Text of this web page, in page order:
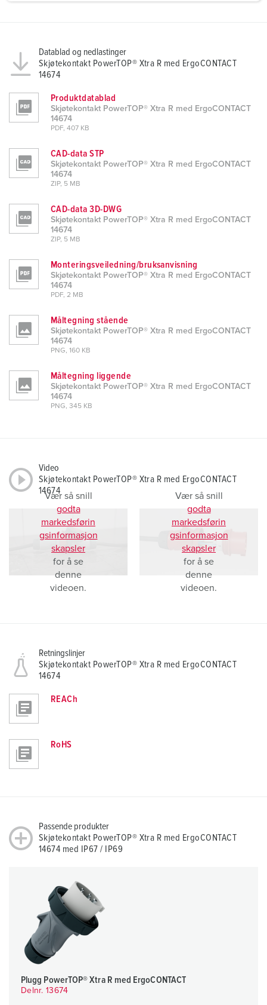
Datablad og nedlastinger
Skjøtekontakt PowerTOP® Xtra R med ErgoCONTACT
14674
Produktdatablad
Skjøtekontakt PowerTOP® Xtra R med ErgoCONTACT
14674
PDF, 407 KB
CAD-data STP
Skjøtekontakt PowerTOP® Xtra R med ErgoCONTACT
14674
ZIP, 5 MB
CAD-data 3D-DWG
Skjøtekontakt PowerTOP® Xtra R med ErgoCONTACT
14674
ZIP, 5 MB
Monteringsveiledning/bruksanvisning
Skjøtekontakt PowerTOP® Xtra R med ErgoCONTACT
14674
PDF, 2 MB
Måltegning stående
Skjøtekontakt PowerTOP® Xtra R med ErgoCONTACT
14674
PNG, 160 KB
Måltegning liggende
Skjøtekontakt PowerTOP® Xtra R med ErgoCONTACT
14674
PNG, 345 KB
Video
Skjøtekontakt PowerTOP® Xtra R med ErgoCONTACT
14674
Vær så snill
godta
markedsførin
gsinformasjon
skapsler
for å se
denne
videoen.
Vær så snill
godta
markedsførin
gsinformasjon
skapsler
for å se
denne
videoen.
Retningslinjer
Skjøtekontakt PowerTOP® Xtra R med ErgoCONTACT
14674
REACh
RoHS
Passende produkter
Skjøtekontakt PowerTOP® Xtra R med ErgoCONTACT
14674 med IP67 / IP69
Plugg PowerTOP® Xtra R med ErgoCONTACT
Delnr. 13674